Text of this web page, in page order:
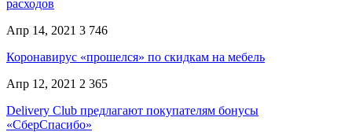
расходов
Апр 14, 2021 3 746
Коронавирус «прошелся» по скидкам на мебель
Апр 12, 2021 2 365
Delivery Club предлагают покупателям бонусы
«СберСпасибо»